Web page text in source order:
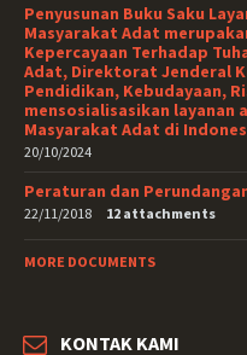
Penyusunan Buku Saku
Masyarakat Adat
Kepercayaan Terhadap
Adat, Direktorat Jenderal
Pendidikan, Kebudayaan,
mensosialisasikan layanan
Masyarakat Adat di
20/10/2024
Peraturan dan
22/11/2018 12 attachments
MORE DOCUMENTS
KONTAK KAMI